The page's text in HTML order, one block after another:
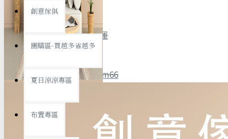
全館限時滿799免運
聯絡我們 ID : @ym66
優惠活動 最新活動
旅行收納
汽機車用品
創意傢俱
團購區-買越多省越多
夏日涼涼專區
布置專區